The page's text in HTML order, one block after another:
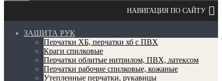
ЗАЩИТА РУК
Перчатки ХБ, перчатки хб с ПВХ
Краги спилковые
Перчатки облитые нитрилом, ПВХ, латексом
Перчатки рабочие спилковые, кожаные
Утепленные перчатки, рукавицы